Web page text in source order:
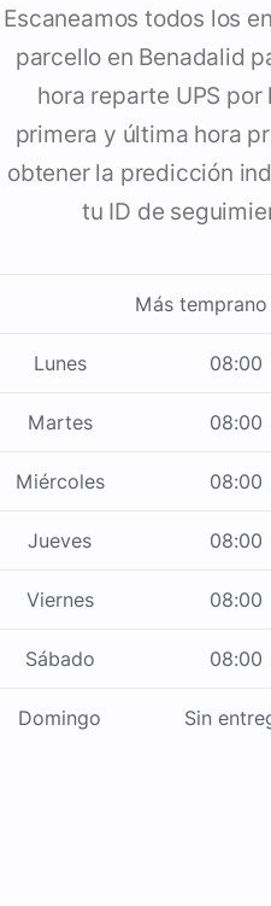
Escaneamos todos los
parcello en Benadalid
hora reparte UPS
primera y última hora
obtener la predicción
tu ID de
Más
Lunes 08:00
Martes 08:00
Miércoles 08:00
Jueves 08:00
Viernes 08:00
Sábado 08:00
Domingo Sin